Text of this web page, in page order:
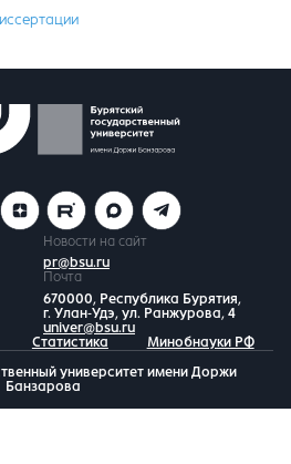
Новости на сайт
pr@bsu.ru
Почта
670000, Республика Бурятия,
г. Улан-Удэ, ул. Ранжурова, 4
univer@bsu.ru
Статистика Минобнауки РФ
университет имени Доржи
Банзарова